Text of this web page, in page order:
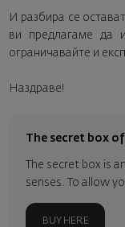
И разбира се
ви предлагаме да
ограничавайте и
Наздраве!
The secret box
The secret box is
senses. To allow
BUY HERE